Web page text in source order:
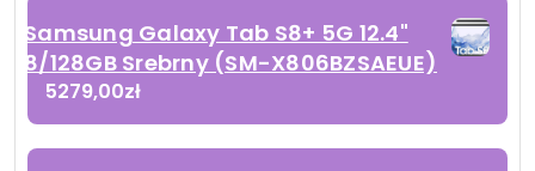
Samsung Galaxy Tab S8+ 5G 12.4"
8/128GB Srebrny (SM-X806BZSAEUE)
5279,00zł